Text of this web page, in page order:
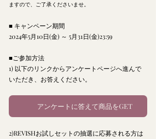
ますので、ご了承くださいませ。
■ キャンペーン期間
2024年5月10日(金) ～ 5月31日(金)23:59
■ご参加方法
1) 以下のリンクからアンケートページへ進んで
いただき、お答えください。
アンケートに答えて商品をGET
2)REVISHお試しセットの抽選に応募される方は